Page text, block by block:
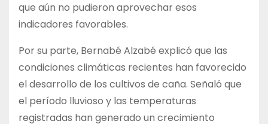
que aún no pudieron aprovechar esos
indicadores favorables.
Por su parte, Bernabé Alzabé explicó que las
condiciones climáticas recientes han favorecido
el desarrollo de los cultivos de caña. Señaló que
el período lluvioso y las temperaturas
registradas han generado un crecimiento